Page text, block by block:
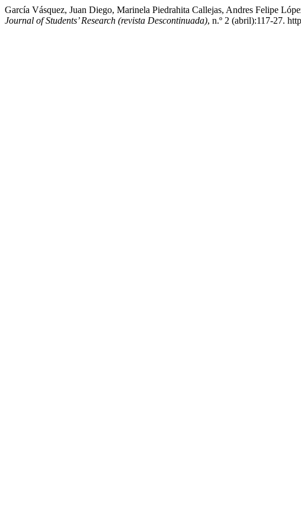
García Vásquez, Juan Diego, Marinela Piedrahita Callejas, Andres Felipe
Journal of Students’ Research (revista Descontinuada), n.º 2 (abril):117-27.